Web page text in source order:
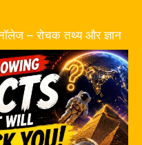
– रोचक तथ्य और ज्ञान